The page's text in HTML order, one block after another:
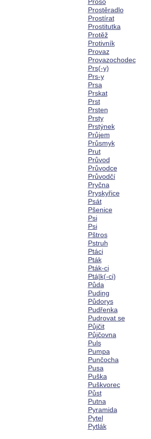
Prostěradlo
Prostírat
Prostitutka
Protěž
Protivník
Provaz
Provazochodec
Prs(-y)
Prs-y
Prsa
Prskat
Prst
Prsten
Prsty
Prstýnek
Průjem
Průsmyk
Prut
Průvod
Průvodce
Průvodčí
Pryčna
Pryskyřice
Psát
Pšenice
Psi
Psi
Pštros
Pstruh
Ptáci
Pták
Pták-ci
Ptá|k(-ci)
Půda
Puding
Půdorys
Pudřenka
Pudrovat se
Půjčit
Půjčovna
Puls
Pumpa
Punčocha
Pusa
Puška
Puškvorec
Půst
Putna
Pyramida
Pytel
Pytlák